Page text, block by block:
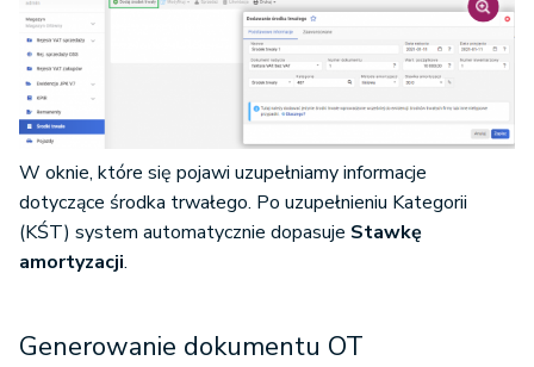
W oknie, które się pojawi uzupełniamy informacje
dotyczące środka trwałego. Po uzupełnieniu Kategorii
(KŚT) system automatycznie dopasuje Stawkę
amortyzacji.
Generowanie dokumentu OT